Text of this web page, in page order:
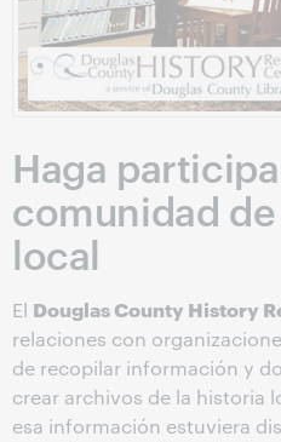
Haga
comunidad
local
El Douglas County History
relaciones con
de recopilar información y
crear archivos de la historia
esa información estuviera